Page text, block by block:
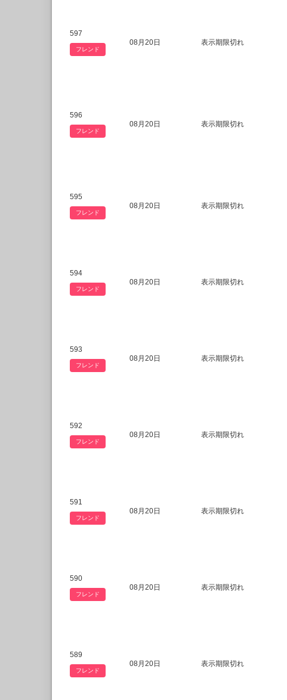
597
フレンド
08月20日 表示期限切れ
596
フレンド
08月20日 表示期限切れ
595
フレンド
08月20日 表示期限切れ
594
フレンド
08月20日 表示期限切れ
593
フレンド
08月20日 表示期限切れ
592
フレンド
08月20日 表示期限切れ
591
フレンド
08月20日 表示期限切れ
590
フレンド
08月20日 表示期限切れ
589
フレンド
08月20日 表示期限切れ